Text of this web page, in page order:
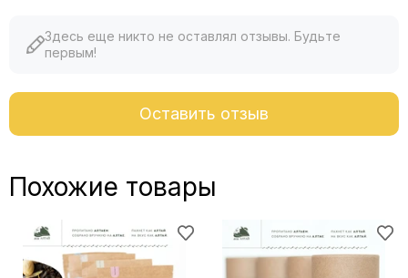
Здесь еще никто не оставлял отзывы. Будьте
первым!
Оставить отзыв
Похожие товары